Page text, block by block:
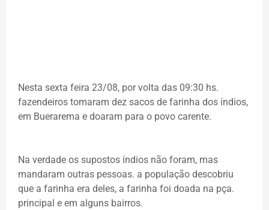
Nesta sexta feira 23/08, por volta das 09:30 hs.
fazendeiros tomaram dez sacos de farinha dos índios,
em Buerarema e doaram para o povo carente.
Na verdade os supostos índios não foram, mas
mandaram outras pessoas. a população descobriu
que a farinha era deles, a farinha foi doada na pça.
principal e em alguns bairros.